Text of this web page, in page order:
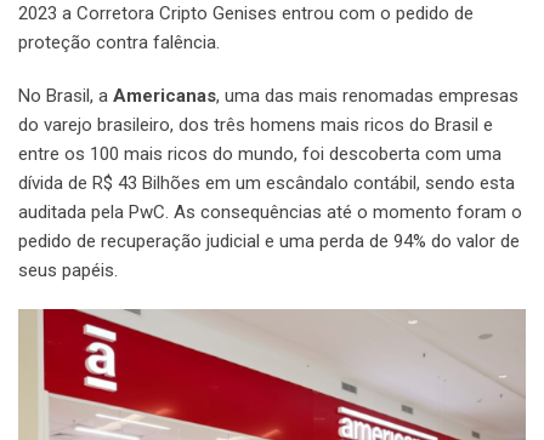
2023 a Corretora Cripto Genises entrou com o pedido de
proteção contra falência.
No Brasil, a Americanas, uma das mais renomadas empresas
do varejo brasileiro, dos três homens mais ricos do Brasil e
entre os 100 mais ricos do mundo, foi descoberta com uma
dívida de R$ 43 Bilhões em um escândalo contábil, sendo esta
auditada pela PwC. As consequências até o momento foram o
pedido de recuperação judicial e uma perda de 94% do valor de
seus papéis.